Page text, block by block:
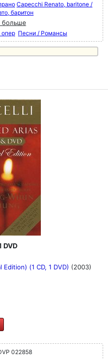
Capecchi Renato, baritone /
баритон
больше
опер Песни / Романсы
DVD
(1 CD, 1 DVD) (2003)
022858